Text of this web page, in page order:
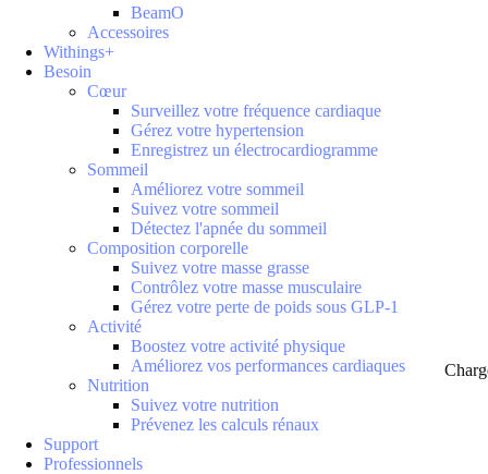
BeamO
Accessoires
Withings+
Besoin
Cœur
Surveillez votre fréquence cardiaque
Gérez votre hypertension
Enregistrez un électrocardiogramme
Sommeil
Améliorez votre sommeil
Suivez votre sommeil
Détectez l'apnée du sommeil
Composition corporelle
Suivez votre masse grasse
Contrôlez votre masse musculaire
Gérez votre perte de poids sous GLP-1
Activité
Boostez votre activité physique
Améliorez vos performances cardiaques
Nutrition
Suivez votre nutrition
Prévenez les calculs rénaux
Support
Professionnels